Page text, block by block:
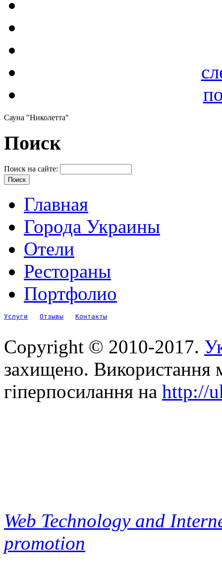
Сауна "Николетта"
Поиск
Поиск на сайте:
Главная
Города Украины
Отели
Рестораны
Портфолио
Услуги Отзывы Контакты
Copyright © 2010-2017.
захищено. Використання
гіперпосилання на http://
Web Technology and
promotion